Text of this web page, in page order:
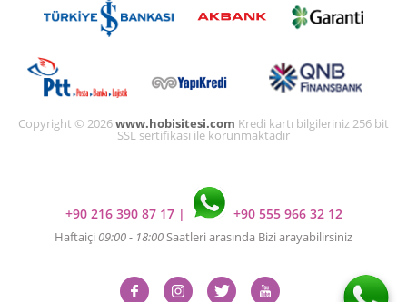
Copyright © 2026www.hobisitesi.com Kredi kartı bilgileriniz 256 bit
SSL sertifikası ile korunmaktadır
+90 216 390 87 17 | +90 555 966 32 12
Haftaiçi 09:00 - 18:00Saatleri arasında Bizi arayabilirsiniz